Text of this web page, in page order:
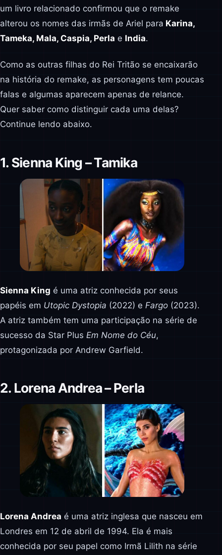
um livro relacionado confirmou que o remake
alterou os nomes das irmãs de Ariel para Karina,
Tameka, Mala, Caspia, Perla e India.
Como as outras filhas do Rei Tritão se encaixarão
na história do remake, as personagens tem poucas
falas e algumas aparecem apenas de relance.
Quer saber como distinguir cada uma delas?
Continue lendo abaixo.
1. Sienna King – Tamika
Sienna King é uma atriz conhecida por seus
papéis em Utopic Dystopia (2022) e Fargo (2023).
A atriz também tem uma participação na série de
sucesso da Star Plus Em Nome do Céu,
protagonizada por Andrew Garfield.
2. Lorena Andrea – Perla
Lorena Andrea é uma atriz inglesa que nasceu em
Londres em 12 de abril de 1994. Ela é mais
conhecida por seu papel como Irmã Lilith na série